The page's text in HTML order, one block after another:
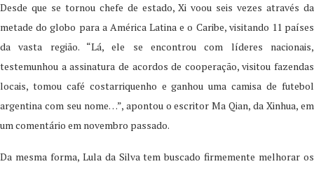
Desde que se tornou chefe de estado, Xi voou seis vezes através da
metade do globo para a América Latina e o Caribe, visitando 11 países
da vasta região. “Lá, ele se encontrou com líderes nacionais,
testemunhou a assinatura de acordos de cooperação, visitou fazendas
locais, tomou café costarriquenho e ganhou uma camisa de futebol
argentina com seu nome…”, apontou o escritor Ma Qian, da Xinhua, em
um comentário em novembro passado.
Da mesma forma, Lula da Silva tem buscado firmemente melhorar os